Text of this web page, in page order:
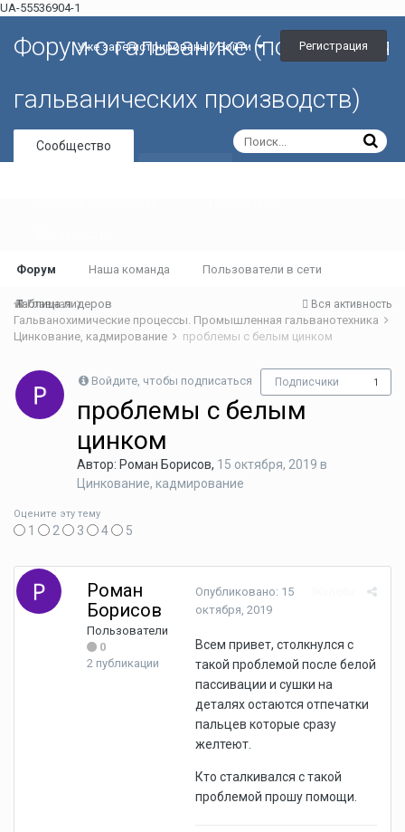
UA-55536904-1
Форум о гальванике (портал для
гальванических производств)
Уже зарегистрированы? Войти Регистрация
Сообщество
Форум Наша команда Пользователи в сети
Таблица лидеров Вся активность
Главная
Гальванохимические процессы. Промышленная гальванотехника
Цинкование, кадмирование
проблемы с белым цинком
Войдите, чтобы подписаться Подписчики 1
проблемы с белым
цинком
Автор: Роман Борисов, 15 октября, 2019 в
Цинкование, кадмирование
Оцените эту тему
1 2 3 4 5
Роман
Борисов
Пользователи
0
2 публикации
Опубликовано: 15
октября, 2019
Всем привет, столкнулся с
такой проблемой после белой
пассивации и сушки на
деталях остаются отпечатки
пальцев которые сразу
желтеют.
Кто сталкивался с такой
проблемой прошу помощи.